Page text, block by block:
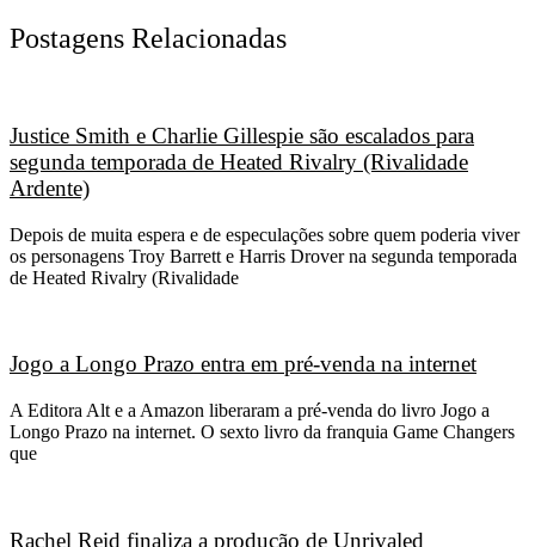
Postagens Relacionadas
Justice Smith e Charlie Gillespie são escalados para
segunda temporada de Heated Rivalry (Rivalidade
Ardente)
Depois de muita espera e de especulações sobre quem poderia viver
os personagens Troy Barrett e Harris Drover na segunda temporada
de Heated Rivalry (Rivalidade
Jogo a Longo Prazo entra em pré-venda na internet
A Editora Alt e a Amazon liberaram a pré-venda do livro Jogo a
Longo Prazo na internet. O sexto livro da franquia Game Changers
que
Rachel Reid finaliza a produção de Unrivaled